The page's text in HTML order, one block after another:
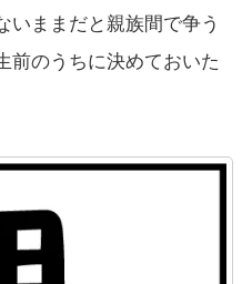
いままだと親族間で争う
前のうちに決めておいた